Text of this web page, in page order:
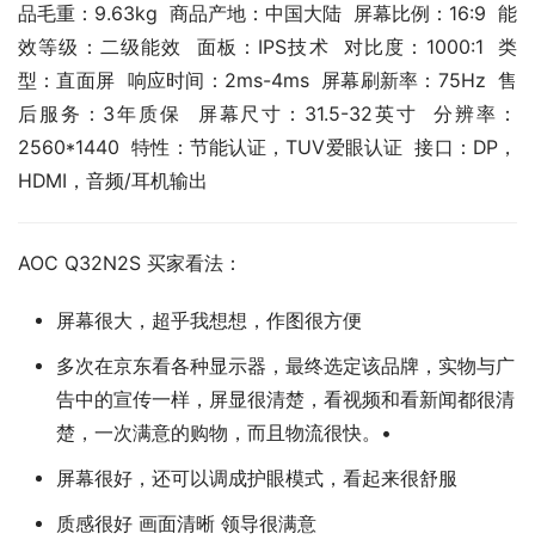
品毛重：9.63kg  商品产地：中国大陆  屏幕比例：16:9  能
效等级：二级能效  面板：IPS技术  对比度：1000:1  类
型：直面屏  响应时间：2ms-4ms  屏幕刷新率：75Hz  售
后服务：3年质保  屏幕尺寸：31.5-32英寸  分辨率：
2560*1440  特性：节能认证，TUV爱眼认证  接口：DP，
HDMI，音频/耳机输出
AOC Q32N2S 买家看法：
屏幕很大，超乎我想想，作图很方便
多次在京东看各种显示器，最终选定该品牌，实物与广
告中的宣传一样，屏显很清楚，看视频和看新闻都很清
楚，一次满意的购物，而且物流很快。•
屏幕很好，还可以调成护眼模式，看起来很舒服
质感很好 画面清晰 领导很满意